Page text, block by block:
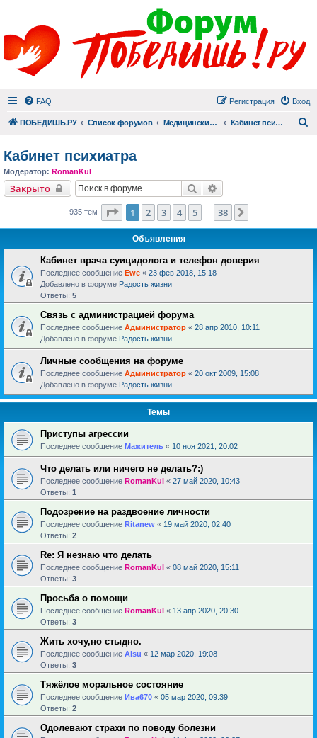
FAQ Вход
Регистрация
ПОБЕДИШЬ.РУ Список форумов Медицинский раздел Кабинет психиатра
Кабинет психиатра
Модератор: RomanKul
Закрыто Поиск
935 тем Страница из 38
1 2 3 4 5 38
Объявления
Кабинет врача суицидолога и телефон доверия
Последнее сообщение Ewe « 23 фев 2018, 15:18
Добавлено в форуме Радость жизни
Ответы: 5
Связь с администрацией форума
Последнее сообщение Администратор « 28 апр 2010, 10:11
Добавлено в форуме Радость жизни
Личные сообщения на форуме
Последнее сообщение Администратор « 20 окт 2009, 15:08
Добавлено в форуме Радость жизни
Темы
Приступы агрессии
Последнее сообщение Мажитель « 10 ноя 2021, 20:02
Что делать или ничего не делать?:)
Последнее сообщение RomanKul « 27 май 2020, 10:43
Ответы: 1
Подозрение на раздвоение личности
Последнее сообщение Ritanew « 19 май 2020, 02:40
Ответы: 2
Re: Я незнаю что делать
Последнее сообщение RomanKul « 08 май 2020, 15:11
Ответы: 3
Просьба о помощи
Последнее сообщение RomanKul « 13 апр 2020, 20:30
Ответы: 3
Жить хочу,но стыдно.
Последнее сообщение Alsu « 12 мар 2020, 19:08
Ответы: 3
Тяжёлое моральное состояние
Последнее сообщение Ива670 « 05 мар 2020, 09:39
Ответы: 2
Одолевают страхи по поводу болезни